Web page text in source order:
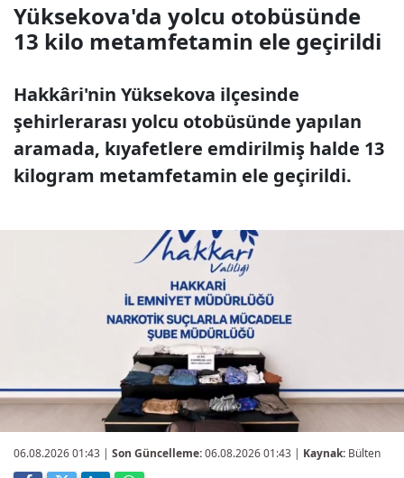
Yüksekova'da yolcu otobüsünde
13 kilo metamfetamin ele geçirildi
Hakkâri'nin Yüksekova ilçesinde
şehirlerarası yolcu otobüsünde yapılan
aramada, kıyafetlere emdirilmiş halde 13
kilogram metamfetamin ele geçirildi.
06.08.2026 01:43 Son Güncelleme:06.08.2026 01:43 | Kaynak: Bülten